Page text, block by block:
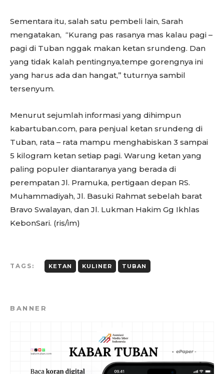
Sementara itu, salah satu pembeli lain, Sarah
mengatakan, “Kurang pas rasanya mas kalau pagi –
pagi di Tuban nggak makan ketan srundeng. Dan
yang tidak kalah pentingnya,tempe gorengnya ini
yang harus ada dan hangat,” tuturnya sambil
tersenyum.
Menurut sejumlah informasi yang dihimpun
kabartuban.com, para penjual ketan srundeng di
Tuban, rata – rata mampu menghabiskan 3 sampai
5 kilogram ketan setiap pagi. Warung ketan yang
paling populer diantaranya yang berada di
perempatan Jl. Pramuka, pertigaan depan RS.
Muhammadiyah, Jl. Basuki Rahmat sebelah barat
Bravo Swalayan, dan Jl. Lukman Hakim Gg Ikhlas
KebonSari. (ris/im)
TAGS: KETAN KULINER TUBAN
BANNER